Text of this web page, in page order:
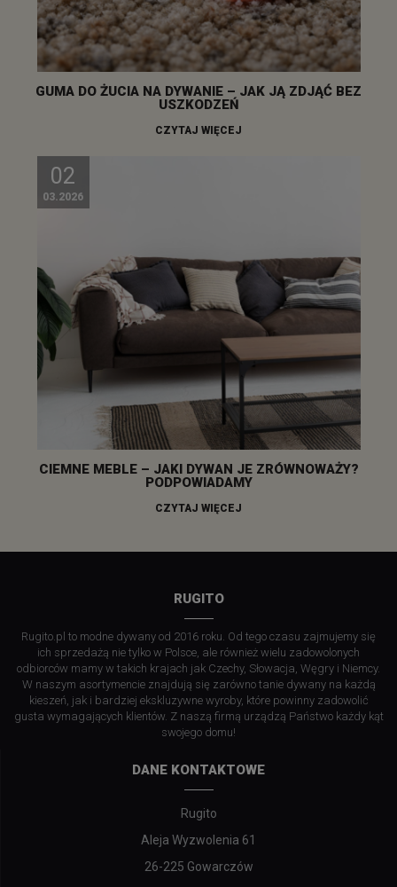
GUMA DO ŻUCIA NA DYWANIE – JAK JĄ ZDJĄĆ BEZ
USZKODZEŃ
CZYTAJ WIĘCEJ
02
03.2026
CIEMNE MEBLE – JAKI DYWAN JE ZRÓWNOWAŻY?
PODPOWIADAMY
CZYTAJ WIĘCEJ
RUGITO
Rugito.pl to modne dywany od 2016 roku. Od tego czasu zajmujemy się
ich sprzedażą nie tylko w Polsce, ale również wielu zadowolonych
odbiorców mamy w takich krajach jak Czechy, Słowacja, Węgry i Niemcy.
W naszym asortymencie znajdują się zarówno tanie dywany na każdą
kieszeń, jak i bardziej ekskluzywne wyroby, które powinny zadowolić
gusta wymagających klientów. Z naszą firmą urządzą Państwo każdy kąt
swojego domu!
DANE KONTAKTOWE
Rugito
Aleja Wyzwolenia 61
26-225 Gowarczów